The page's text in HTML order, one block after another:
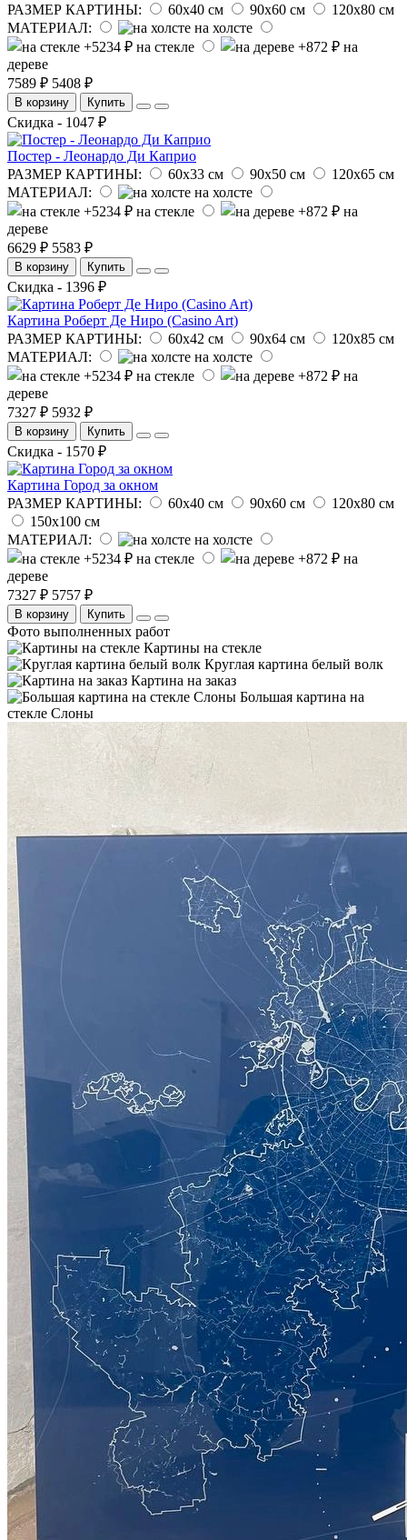
РАЗМЕР КАРТИНЫ:
60х40 см 90х60 см
120х80 см
МАТЕРИАЛ:
на холсте
на стекле
на
дереве
7589 ₽ 5408 ₽
В корзину Купить
Скидка - 1047 ₽
Постер - Леонардо Ди Каприо
РАЗМЕР КАРТИНЫ:
60х33 см 90х50 см
120х65 см
МАТЕРИАЛ:
на холсте
на стекле
на
дереве
6629 ₽ 5583 ₽
В корзину Купить
Скидка - 1396 ₽
Картина Роберт Де Ниро (Casino Art)
РАЗМЕР КАРТИНЫ:
60х42 см 90х64 см
120х85 см
МАТЕРИАЛ:
на холсте
на стекле
на
дереве
7327 ₽ 5932 ₽
В корзину Купить
Скидка - 1570 ₽
Картина Город за окном
РАЗМЕР КАРТИНЫ:
60х40 см 90х60 см
120х80 см
150х100 см
МАТЕРИАЛ:
на холсте
на стекле
на
дереве
7327 ₽ 5757 ₽
В корзину Купить
Фото выполненных работ
Картины на стекле
Круглая картина белый волк
Картина на заказ
Большая картина на
стекле Слоны